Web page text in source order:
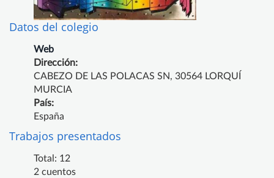
Datos del colegio
Web
Dirección:
CABEZO DE LAS POLACAS SN, 30564 LORQUÍ
MURCIA
País:
España
Trabajos presentados
Total: 12
2 cuentos